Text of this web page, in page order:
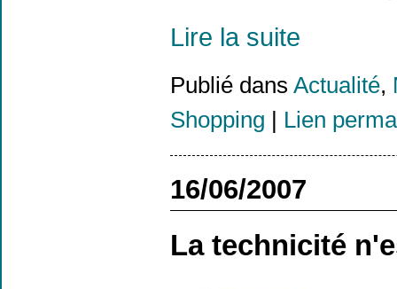
Lire la suite
Publié dans Actualité,
Shopping
Lien
16/06/2007
La technicité